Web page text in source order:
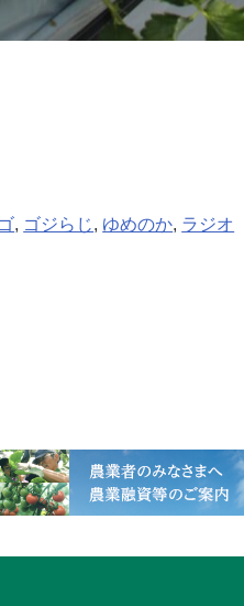
, ゴジらじ, ゆめのか, ラジオ